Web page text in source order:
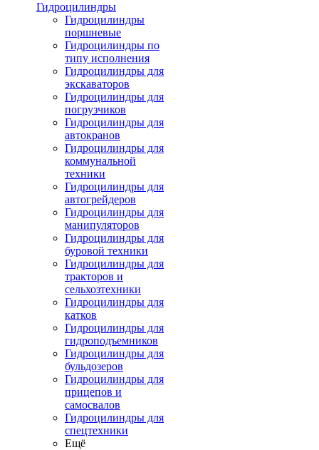
Гидроцилиндры
Гидроцилиндры
поршневые
Гидроцилиндры по
типу исполнения
Гидроцилиндры для
экскаваторов
Гидроцилиндры для
погрузчиков
Гидроцилиндры для
автокранов
Гидроцилиндры для
коммунальной
техники
Гидроцилиндры для
автогрейдеров
Гидроцилиндры для
манипуляторов
Гидроцилиндры для
буровой техники
Гидроцилиндры для
тракторов и
сельхозтехники
Гидроцилиндры для
катков
Гидроцилиндры для
гидроподъемников
Гидроцилиндры для
бульдозеров
Гидроцилиндры для
прицепов и
самосвалов
Гидроцилиндры для
спецтехники
Ещё